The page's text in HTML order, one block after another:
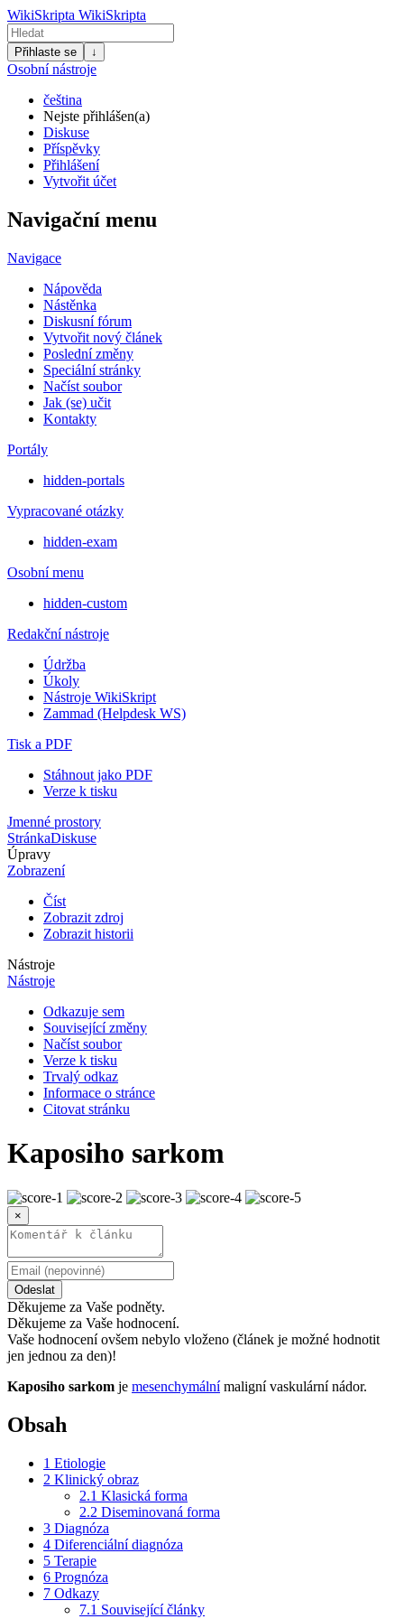
WikiSkripta WikiSkripta
Přihlaste se ↓
Osobní nástroje
čeština
Nejste přihlášen(a)
Diskuse
Příspěvky
Přihlášení
Vytvořit účet
Navigační menu
Navigace
Nápověda
Nástěnka
Diskusní fórum
Vytvořit nový článek
Poslední změny
Speciální stránky
Načíst soubor
Jak (se) učit
Kontakty
Portály
hidden-portals
Vypracované otázky
hidden-exam
Osobní menu
hidden-custom
Redakční nástroje
Údržba
Úkoly
Nástroje WikiSkript
Zammad (Helpdesk WS)
Tisk a PDF
Stáhnout jako PDF
Verze k tisku
Jmenné prostory
StránkaDiskuse
Úpravy
Zobrazení
Číst
Zobrazit zdroj
Zobrazit historii
Nástroje
Nástroje
Odkazuje sem
Související změny
Načíst soubor
Verze k tisku
Trvalý odkaz
Informace o stránce
Citovat stránku
Kaposiho sarkom
×
Odeslat
Děkujeme za Vaše podněty.
Děkujeme za Vaše hodnocení.
Vaše hodnocení ovšem nebylo vloženo (článek je možné hodnotit
jen jednou za den)!
Kaposiho sarkom je mesenchymálnímaligní vaskulární nádor.
Obsah
1 Etiologie
2 Klinický obraz
2.1 Klasická forma
2.2 Diseminovaná forma
3 Diagnóza
4 Diferenciální diagnóza
5 Terapie
6 Prognóza
7 Odkazy
7.1 Související články